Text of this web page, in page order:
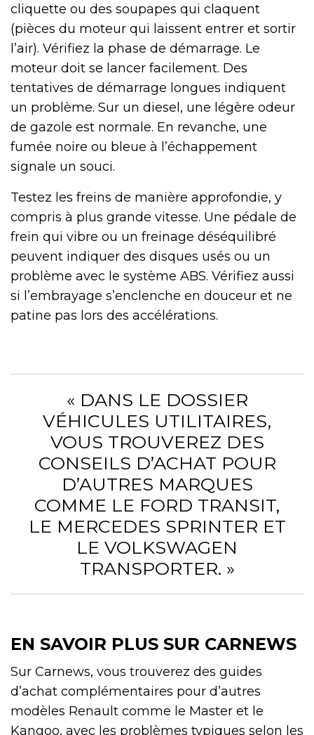
cliquette ou des soupapes qui claquent
(pièces du moteur qui laissent entrer et sortir
l’air). Vérifiez la phase de démarrage. Le
moteur doit se lancer facilement. Des
tentatives de démarrage longues indiquent
un problème. Sur un diesel, une légère odeur
de gazole est normale. En revanche, une
fumée noire ou bleue à l’échappement
signale un souci.
Testez les freins de manière approfondie, y
compris à plus grande vitesse. Une pédale de
frein qui vibre ou un freinage déséquilibré
peuvent indiquer des disques usés ou un
problème avec le système ABS. Vérifiez aussi
si l’embrayage s’enclenche en douceur et ne
patine pas lors des accélérations.
« DANS LE DOSSIER
VÉHICULES UTILITAIRES,
VOUS TROUVEREZ DES
CONSEILS D’ACHAT POUR
D’AUTRES MARQUES
COMME LE FORD TRANSIT,
LE MERCEDES SPRINTER ET
LE VOLKSWAGEN
TRANSPORTER. »
EN SAVOIR PLUS SUR CARNEWS
Sur Carnews, vous trouverez des guides
d’achat complémentaires pour d’autres
modèles Renault comme le Master et le
Kangoo, avec les problèmes typiques selon les